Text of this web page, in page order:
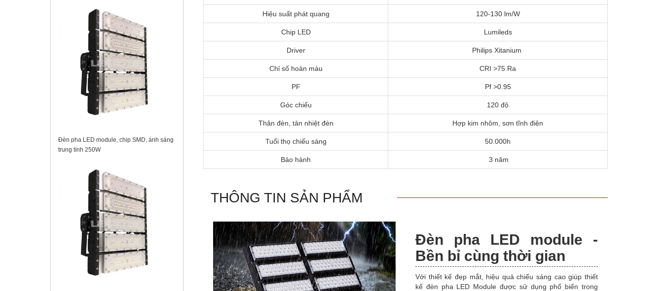
Đèn pha LED module, chip SMD, ánh sáng
trung tính 250W
Hiệu suất phát quang 120-130 lm/W
Chip LED Lumileds
Driver Philips Xitanium
Chỉ số hoàn màu CRI >75 Ra
PF Pf >0.95
Góc chiếu 120 độ
Thân đèn, tản nhiệt đèn Hợp kim nhôm, sơn tĩnh điện
Tuổi thọ chiếu sáng 50.000h
Bảo hành 3 năm
THÔNG TIN SẢN PHẨM
Đèn pha LED module -
Bền bỉ cùng thời gian
Với thiết kế đẹp mắt, hiệu quả chiếu sáng cao giúp thiết
kế đèn pha LED Module được sử dụng phổ biến trong